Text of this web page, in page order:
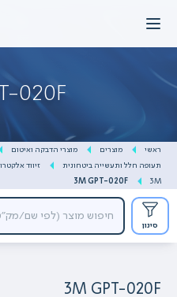
to
020F
ראשי מוצרים מוצרי הדבקה ואיטום
תעופה חלל ותעשייה ביטחונית
זיווד
3M
3M GPT-020F
סינון
3M GPT-020F